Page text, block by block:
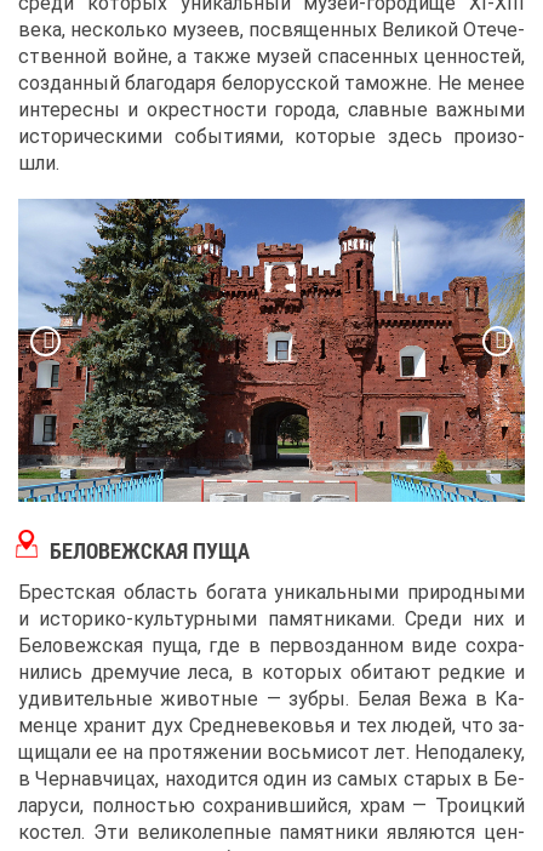
ве­ка, несколь­ко му­зеев, по­свя­щен­ных Ве­ли­кой Оте­че­
ствен­ной войне, а та­к­же му­зей спа­сен­ных цен­но­стей,
со­здан­ный бла­го­да­ря бе­ло­рус­ской та­можне. Не ме­нее
ин­те­рес­ны и окрест­но­сти го­ро­да, слав­ные важ­ны­ми
ис­то­ри­че­ски­ми со­бы­ти­я­ми, ко­то­рые здесь про­изо­
шли.
БЕ­ЛО­ВЕЖ­СКАЯ ПУ­ЩА
Брест­ская об­ласть бо­га­та уни­каль­ны­ми при­род­ны­ми
и ис­то­ри­ко-куль­тур­ны­ми па­мят­ни­ка­ми. Сре­ди них и
Бе­ло­веж­ская пу­ща, где в пер­во­здан­ном ви­де со­хра­
ни­лись дре­му­чие ле­са, в ко­то­рых оби­та­ют ред­кие и
уди­ви­тель­ные жи­вот­ные ― зуб­ры. Бе­лая Ве­жа в Ка­
мен­це хра­нит дух Сред­не­ве­ко­вья и тех лю­дей, что за­
щи­ща­ли ее на про­тя­же­нии вось­ми­сот лет. Непо­да­ле­ку,
в Чер­нав­чи­цах, на­хо­дит­ся один из са­мых ста­рых в Бе­
ла­ру­си, пол­но­стью со­хра­нив­ший­ся, храм ― Тро­иц­кий
ко­стел. Эти ве­ли­ко­леп­ные па­мят­ни­ки яв­ля­ют­ся цен­